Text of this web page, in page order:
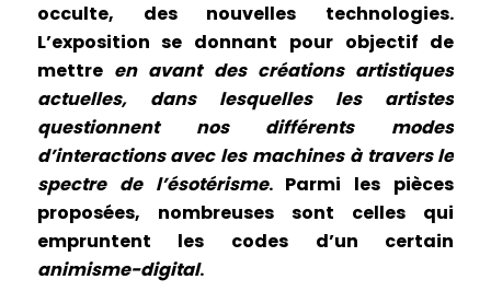
occulte, des nouvelles technologies.
L’exposition se donnant pour objectif de
mettre en avant des créations artistiques
actuelles, dans lesquelles les artistes
questionnent nos différents modes
d’interactions avec les machines à travers le
spectre de l’ésotérisme. Parmi les pièces
proposées, nombreuses sont celles qui
empruntent les codes d’un certain
animisme-digital.